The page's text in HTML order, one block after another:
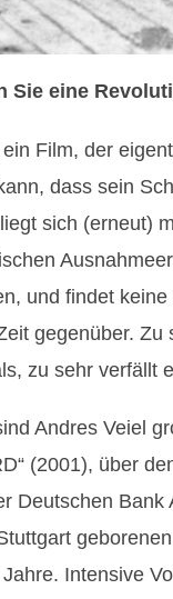
Sie eine
Film, der
dass sein
sich (erneut)
und findet
gegenüber. Zu
zu sehr verfällt
Andres Veiel
(2001), über
Deutschen
Intensive